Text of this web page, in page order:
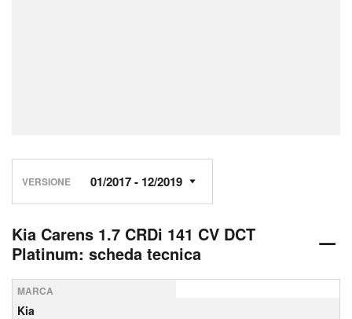
VERSIONE
Kia Carens 1.7 CRDi 141 CV DCT
Platinum: scheda tecnica
MARCA
Kia